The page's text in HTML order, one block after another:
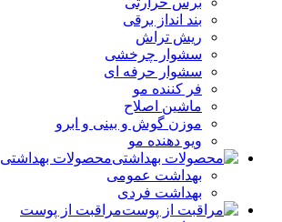
بند انداز برقی
ریش تراش
سشوار چرخشی
سشوار حرفه ای
فر کننده‌ مو
ماشین اصلاح
موزن گوش و بینی و ابرو
ویو دهنده مو
محصولات بهداشتی
بهداشت عمومی
بهداشت فردی
مراقبت از پوست